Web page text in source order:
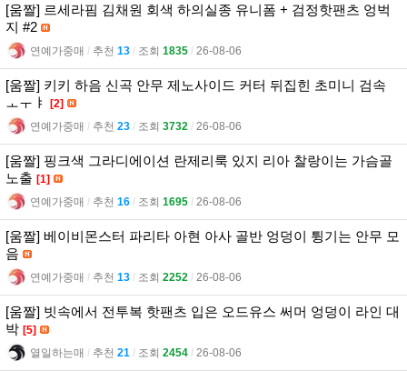
[움짤] 르세라핌 김채원 회색 하의실종 유니폼 + 검정핫팬츠 엉벅
지 #2
연예가중매 l 추천 13 l 조회 1835 l 26-08-06
[움짤] 키키 하음 신곡 안무 제노사이드 커터 뒤집힌 초미니 검속
ㅗㅜㅑ
[2]
연예가중매 l 추천 23 l 조회 3732 l 26-08-06
[움짤] 핑크색 그라디에이션 란제리룩 있지 리아 찰랑이는 가슴골
노출 [1]
연예가중매 l 추천 16 l 조회 1695 l 26-08-06
[움짤] 베이비몬스터 파리타 아현 아사 골반 엉덩이 튕기는 안무 모
음
연예가중매 l 추천 13 l 조회 2252 l 26-08-06
[움짤] 빗속에서 전투복 핫팬츠 입은 오드유스 써머 엉덩이 라인 대
박 [5]
열일하는매 l 추천 21 l 조회 2454 l 26-08-06